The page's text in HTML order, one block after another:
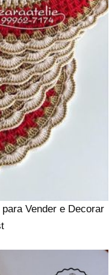
Vender e Decorar